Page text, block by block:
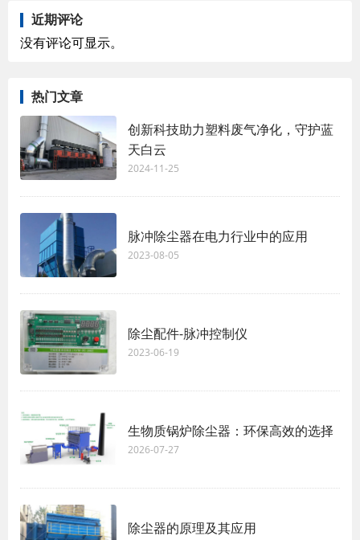
近期评论
没有评论可显示。
热门文章
创新科技助力塑料废气净化，守护蓝
天白云
2024-11-25
脉冲除尘器在电力行业中的应用
2023-08-05
除尘配件-脉冲控制仪
2023-06-19
生物质锅炉除尘器：环保高效的选择
2026-07-27
除尘器的原理及其应用